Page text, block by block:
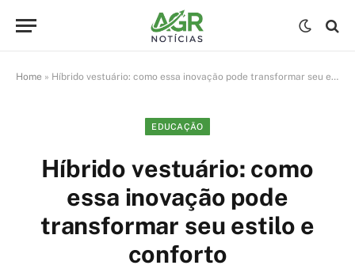
Home » Híbrido vestuário: como essa inovação pode transformar seu estilo e conforto
EDUCAÇÃO
Híbrido vestuário: como
essa inovação pode
transformar seu estilo e
conforto